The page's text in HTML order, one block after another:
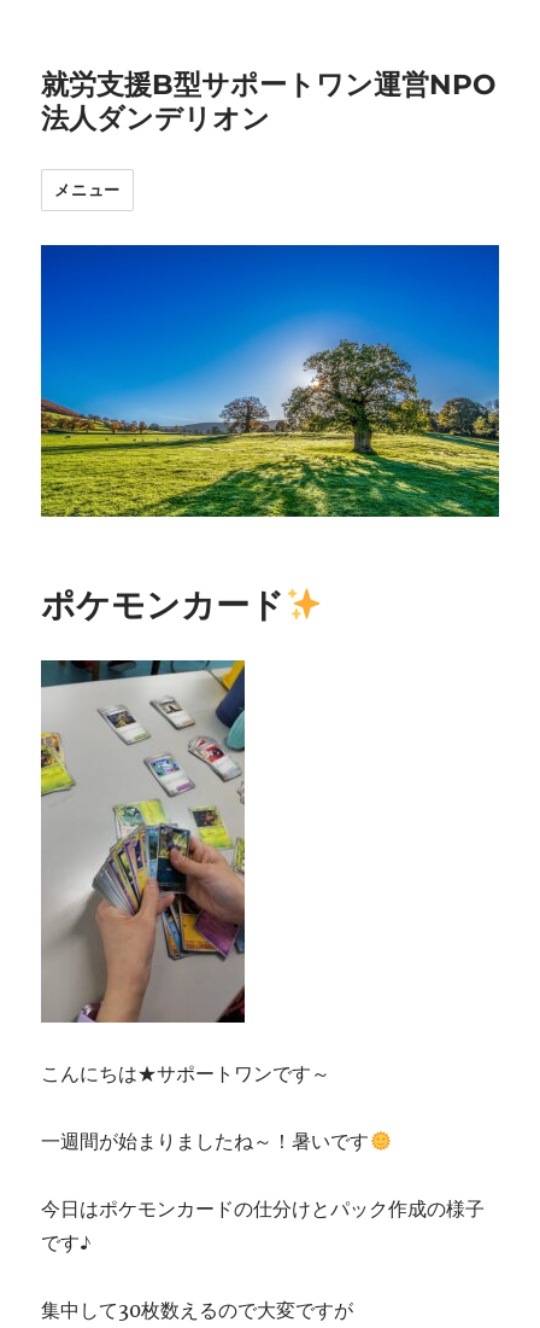
就労支援B型サポートワン運営NPO
法人ダンデリオン
メニュー
ポケモンカード
こんにちは★サポートワンです～
一週間が始まりましたね～！暑いです
今日はポケモンカードの仕分けとパック作成の様子
です♪
集中して30枚数えるので大変ですが